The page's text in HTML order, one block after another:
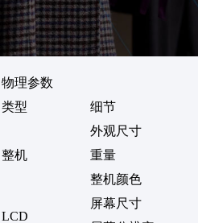
物理参数
类型
细节
整机
外观尺寸
重量
整机颜色
LCD
屏幕尺寸